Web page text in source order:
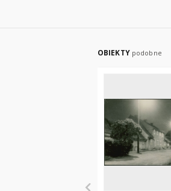
OBIEKTY podobne